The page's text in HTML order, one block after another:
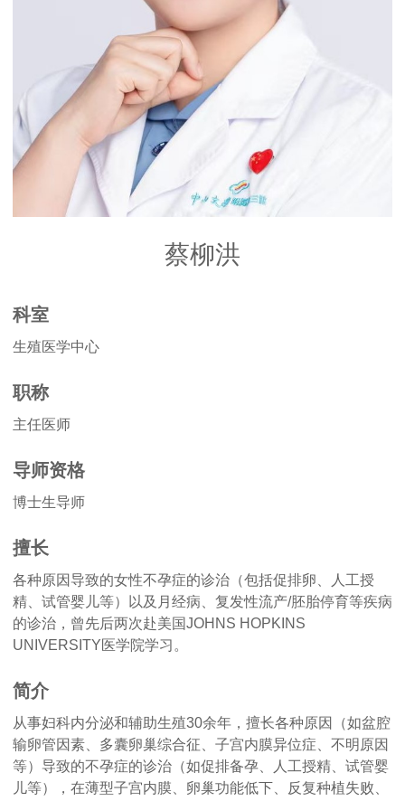
蔡柳洪
科室
生殖医学中心
职称
主任医师
导师资格
博士生导师
擅长
各种原因导致的女性不孕症的诊治（包括促排卵、人工授
精、试管婴儿等）以及月经病、复发性流产/胚胎停育等疾病
的诊治，曾先后两次赴美国JOHNS HOPKINS
UNIVERSITY医学院学习。
简介
从事妇科内分泌和辅助生殖30余年，擅长各种原因（如盆腔
输卵管因素、多囊卵巢综合征、子宫内膜异位症、不明原因
等）导致的不孕症的诊治（如促排备孕、人工授精、试管婴
儿等），在薄型子宫内膜、卵巢功能低下、反复种植失败、